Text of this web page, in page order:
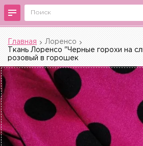
Главная
Лоренсо
Ткань Лоренсо "Черные горохи на
розовый в горошек